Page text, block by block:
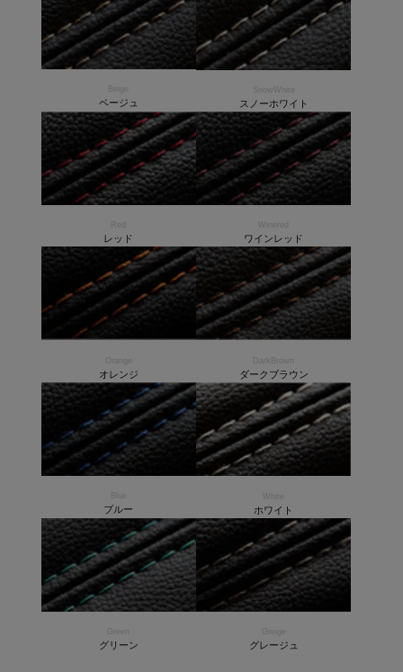
ベージュ
SnowWhite
スノーホワイト
Red
レッド
Winered
ワインレッド
オレンジ
DarkBrown
ダークブラウン
ブルー
White
ホワイト
Green
グリーン
Greige
グレージュ